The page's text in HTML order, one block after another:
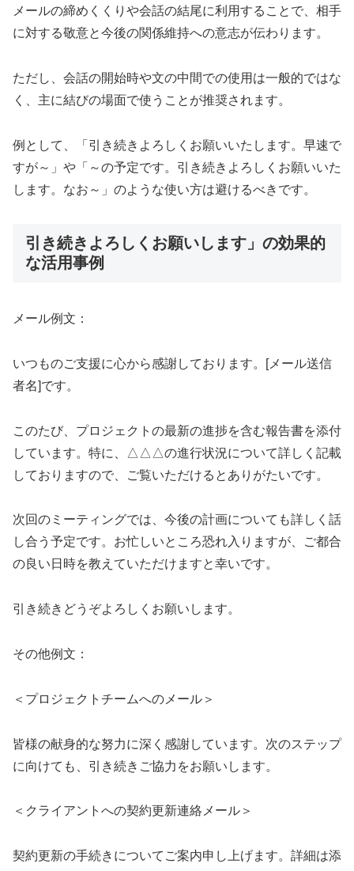
メールの締めくくりや会話の結尾に利用することで、相手
に対する敬意と今後の関係維持への意志が伝わります。
ただし、会話の開始時や文の中間での使用は一般的ではな
く、主に結びの場面で使うことが推奨されます。
例として、「引き続きよろしくお願いいたします。早速で
すが～」や「～の予定です。引き続きよろしくお願いいた
します。なお～」のような使い方は避けるべきです。
引き続きよろしくお願いします」の効果的
な活用事例
メール例文：
いつものご支援に心から感謝しております。[メール送信
者名]です。
このたび、プロジェクトの最新の進捗を含む報告書を添付
しています。特に、△△△の進行状況について詳しく記載
しておりますので、ご覧いただけるとありがたいです。
次回のミーティングでは、今後の計画についても詳しく話
し合う予定です。お忙しいところ恐れ入りますが、ご都合
の良い日時を教えていただけますと幸いです。
引き続きどうぞよろしくお願いします。
その他例文：
＜プロジェクトチームへのメール＞
皆様の献身的な努力に深く感謝しています。次のステップ
に向けても、引き続きご協力をお願いします。
＜クライアントへの契約更新連絡メール＞
契約更新の手続きについてご案内申し上げます。詳細は添